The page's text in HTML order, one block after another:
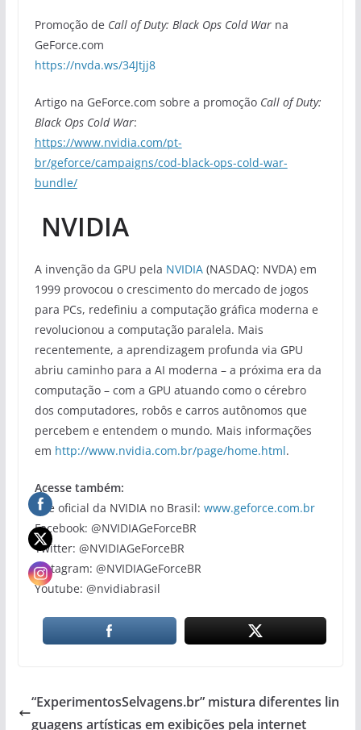
Promoção de Call of Duty: Black Ops Cold Warna
GeForce.com
https://nvda.ws/34Jtjj8
Artigo na GeForce.com sobre a promoção Call of Duty:
Black Ops Cold War:
https://www.nvidia.com/pt-
br/geforce/campaigns/cod-black-ops-cold-war-
bundle/
NVIDIA
A invenção da GPU pela NVIDIA(NASDAQ: NVDA) em
1999 provocou o crescimento do mercado de jogos
para PCs, redefiniu a computação gráfica moderna e
revolucionou a computação paralela. Mais
recentemente, a aprendizagem profunda via GPU
abriu caminho para a AI moderna – a próxima era da
computação – com a GPU atuando como o cérebro
dos computadores, robôs e carros autônomos que
percebem e entendem o mundo. Mais informações
em http://www.nvidia.com.br/page/home.html.
Acesse também:
Site oficial da NVIDIA no Brasil: www.geforce.com.br
Facebook: @NVIDIAGeForceBR
Twitter: @NVIDIAGeForceBR
Instagram: @NVIDIAGeForceBR
Youtube: @nvidiabrasil
“ExperimentosSelvagens.br” mistura diferentes lin
guagens artísticas em exibições pela internet